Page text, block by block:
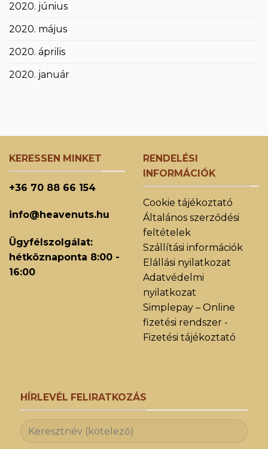
2020. június
2020. május
2020. április
2020. január
KERESSEN MINKET
+36 70 88 66 154
info@heavenuts.hu
Ügyfélszolgálat:
hétköznaponta 8:00 -
16:00
RENDELÉSI
INFORMÁCIÓK
Cookie tájékoztató
Általános szerződési
feltételek
Szállítási információk
Elállási nyilatkozat
Adatvédelmi
nyilatkozat
Simplepay – Online
fizetési rendszer -
Fizetési tájékoztató
HÍRLEVÉL FELIRATKOZÁS